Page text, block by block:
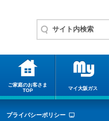
ご家庭のお客さま
TOP
マイ大阪ガス
プライバシーポリシー